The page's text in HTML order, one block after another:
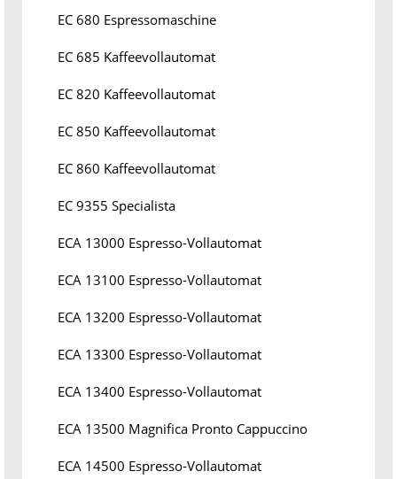
EC 680 Espressomaschine
EC 685 Kaffeevollautomat
EC 820 Kaffeevollautomat
EC 850 Kaffeevollautomat
EC 860 Kaffeevollautomat
EC 9355 Specialista
ECA 13000 Espresso-Vollautomat
ECA 13100 Espresso-Vollautomat
ECA 13200 Espresso-Vollautomat
ECA 13300 Espresso-Vollautomat
ECA 13400 Espresso-Vollautomat
ECA 13500 Magnifica Pronto Cappuccino
ECA 14500 Espresso-Vollautomat